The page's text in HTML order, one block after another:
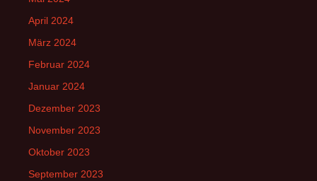
April 2024
März 2024
Februar 2024
Januar 2024
Dezember 2023
November 2023
Oktober 2023
September 2023